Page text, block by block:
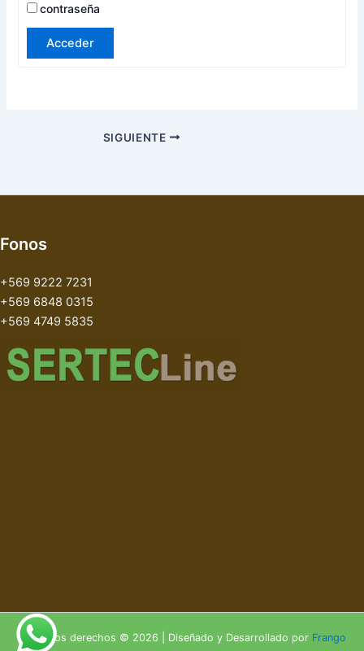
contraseña
Acceder
SIGUIENTE
Fonos
+569 9222 7231
+569 6848 0315
+569 4749 5835
Todos los derechos © 2026 | Diseñado y Desarrollado por Frango